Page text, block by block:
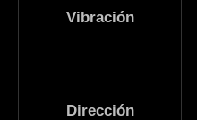
Vibración
Dirección